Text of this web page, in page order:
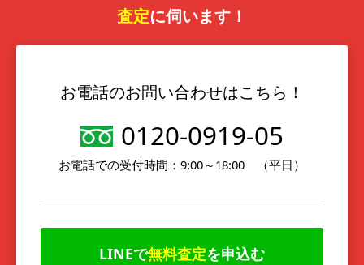
査定に伺います！
お電話のお問い合わせはこちら！
0120-0919-05
お電話での受付時間：9:00～18:00 （平日）
LINEで無料査定を申込む